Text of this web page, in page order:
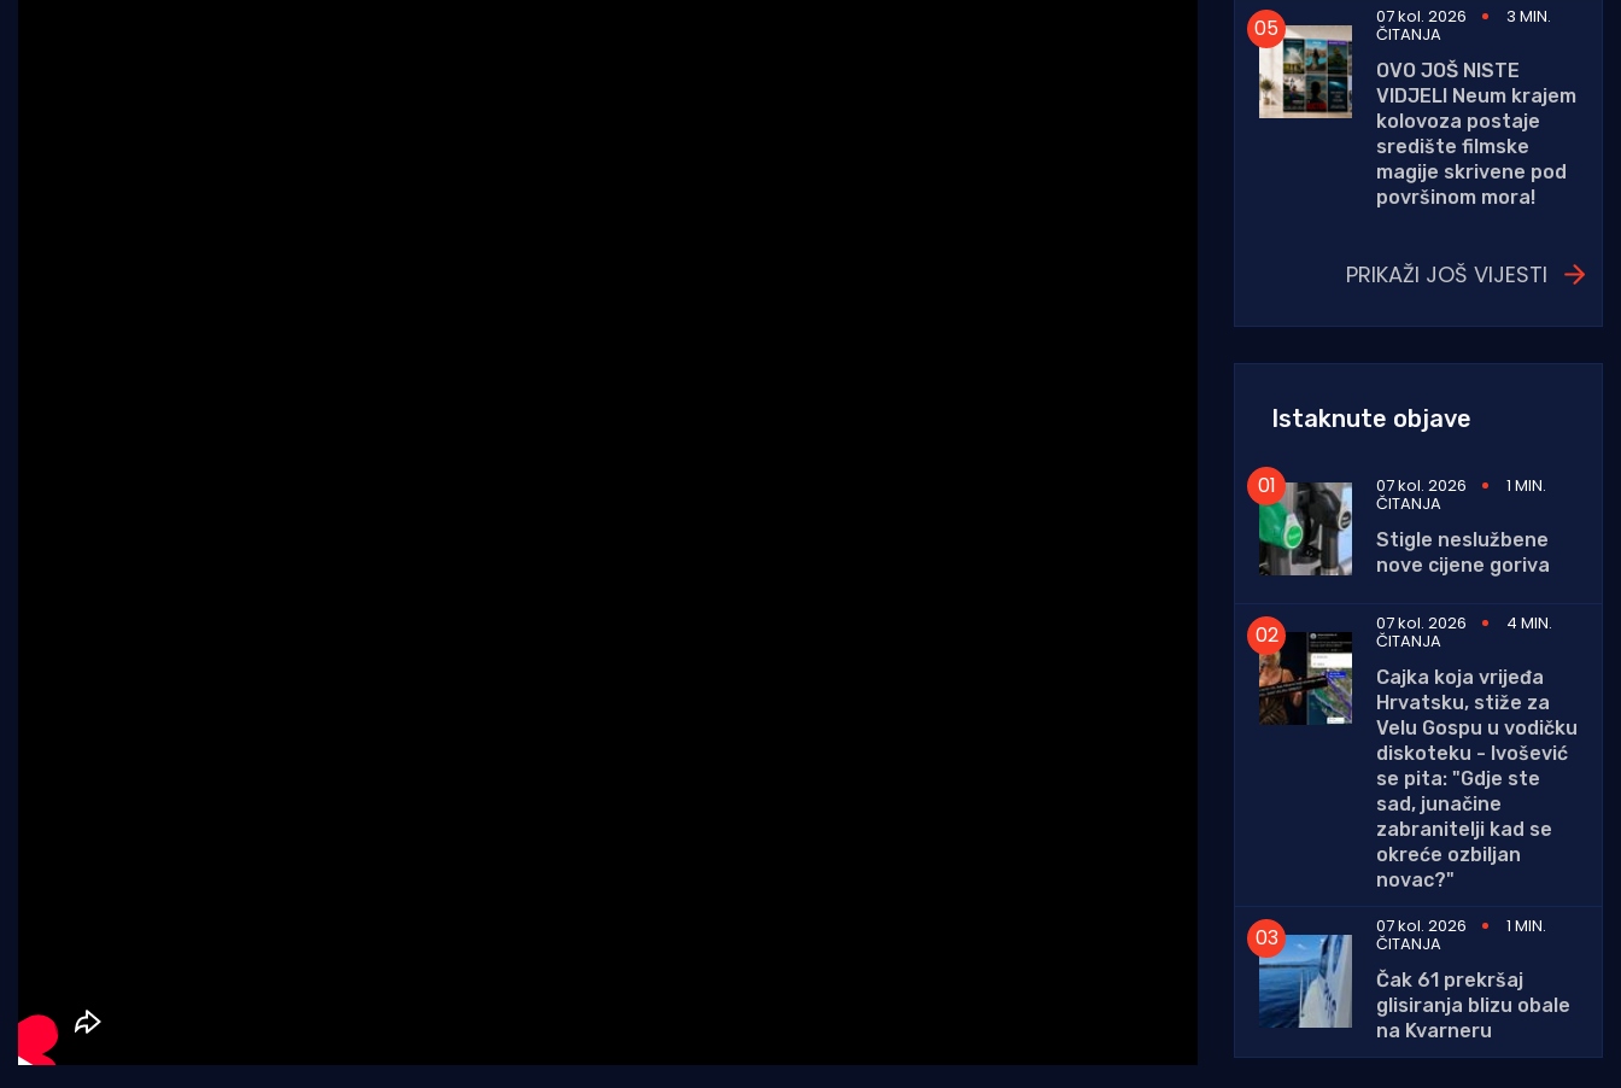
07 kol. 2026
3 MIN.
ČITANJA
OVO JOŠ NISTE
VIDJELI Neum krajem
kolovoza postaje
središte filmske
magije skrivene pod
površinom mora!
PRIKAŽI JOŠ VIJESTI
Istaknute objave
07 kol. 2026 1 MIN.
ČITANJA
Stigle neslužbene
nove cijene goriva
07 kol. 2026 4 MIN.
ČITANJA
Cajka koja vrijeđa
Hrvatsku, stiže za
Velu Gospu u vodičku
diskoteku - Ivošević
se pita: "Gdje ste
sad, junačine
zabranitelji kad se
okreće ozbiljan
novac?"
07 kol. 2026
1 MIN.
ČITANJA
Čak 61 prekršaj
glisiranja blizu obale
na Kvarneru